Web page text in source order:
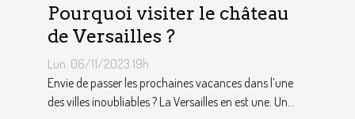
Pourquoi visiter le château
de Versailles ?
Lun. 06/11/2023 19h
Envie de passer les prochaines vacances dans l’une
des villes inoubliables ? La Versailles en est une. Un...